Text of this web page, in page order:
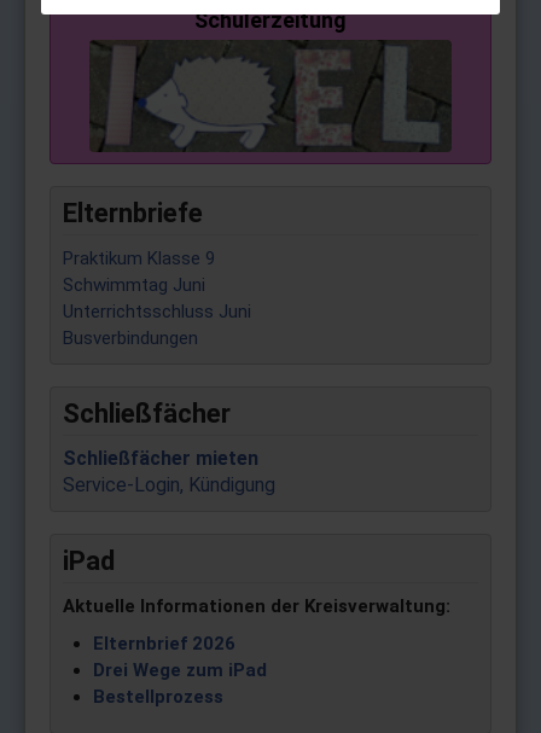
Schülerzeitung
Elternbriefe
Praktikum Klasse 9
Schwimmtag Juni
Unterrichtsschluss Juni
Busverbindungen
Schließfächer
Schließfächer mieten
Service-Login, Kündigung
iPad
Aktuelle Informationen der Kreisverwaltung:
Elternbrief 2026
Drei Wege zum iPad
Bestellprozess